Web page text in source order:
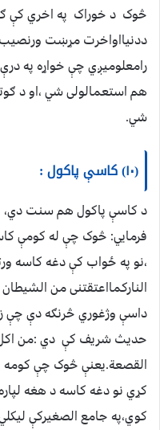
څوک د خوراک په اخري کې
ددنیااواخرت مړښت
رامعلومیږي چې خواړه په
هم استعمالولی شي ،او د
شي.
(۱۰) کاسې پاکول :
د کاسې پاکول هم سنت دي،
فرمايي: څوک چې له کومې
،نو په ځواب کې دغه کاسه
النارکمااعتقتنی من
داسې وژغوري څرنګه دې چې
حدیث شریف کې دي :من
القصعة.یعنې څوک چې کومه
کړي نو دغه کاسه د هغه
کوي،په جامع الصغیرکې